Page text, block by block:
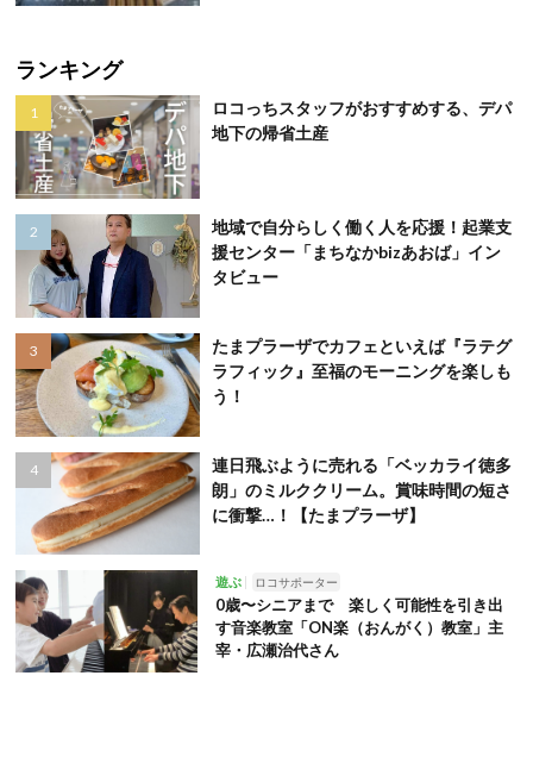
ランキング
ロコっちスタッフがおすすめする、デパ
地下の帰省土産
地域で自分らしく働く人を応援！起業支
援センター「まちなかbizあおば」イン
タビュー
たまプラーザでカフェといえば『ラテグ
ラフィック』至福のモーニングを楽しも
う！
連日飛ぶように売れる「ベッカライ徳多
朗」のミルククリーム。賞味時間の短さ
に衝撃…！【たまプラーザ】
遊ぶ ロコサポーター
0歳〜シニアまで 楽しく可能性を引き出
す音楽教室「ON楽（おんがく）教室」主
宰・広瀬治代さん